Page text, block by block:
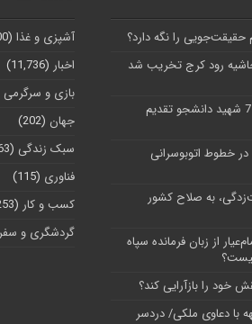
را نگه دارد؟
رود کرج تخریب شد
استان البرز در جنگ 12 روزه 7 شهید دانشجو تقدیم
در خطوط اتوبوسرانی
به صلاح کشور
از زبان فرمانده سپاه
خود را بازآرایی کند؟
با دعاوی ملکی/ دردسر
آشپزی و غذا (200)
اخبار (11,736)
بازی و سرگرمی
جهان (202)
سبک زندگی (63)
فناوری (115)
کسب و کار (253)
گردشگری و سفر